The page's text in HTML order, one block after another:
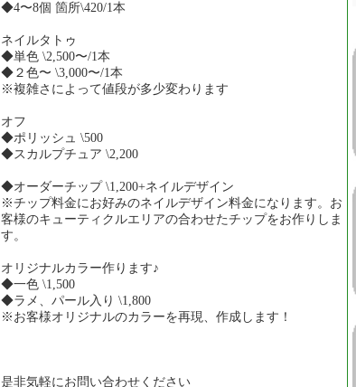
◆4〜8個 箇所\420/1本
ネイルタトゥ
◆単色 \2,500〜/1本
◆２色〜 \3,000〜/1本
※複雑さによって値段が多少変わります
オフ
◆ポリッシュ \500
◆スカルプチュア \2,200
◆オーダーチップ \1,200+ネイルデザイン
※チップ料金にお好みのネイルデザイン料金になります。お
客様のキューティクルエリアの合わせたチップをお作りしま
す。
オリジナルカラー作ります♪
◆一色 \1,500
◆ラメ、パール入り \1,800
※お客様オリジナルのカラーを再現、作成します！
是非気軽にお問い合わせください